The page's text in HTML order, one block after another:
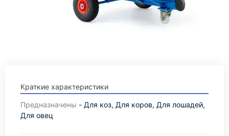
Краткие характеристики
Предназначены - Для коз, Для коров, Для лошадей,
Для овец